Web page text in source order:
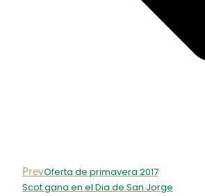
PrevOferta de primavera 2017
Scot gana en el Dia de San Jorge